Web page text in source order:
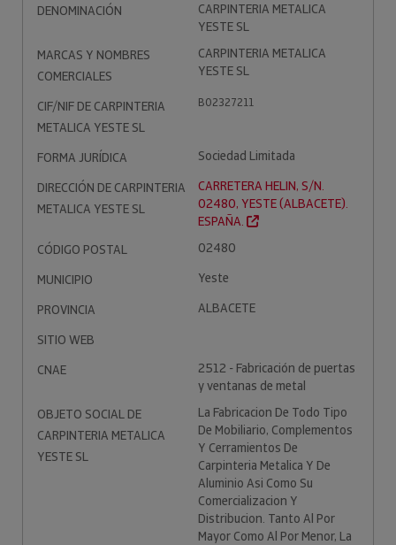
DENOMINACIÓN
CARPINTERIA METALICA
YESTE SL
MARCAS Y NOMBRES
COMERCIALES
CARPINTERIA METALICA
YESTE SL
CIF/NIF DE CARPINTERIA
METALICA YESTE SL
B02327211
FORMA JURÍDICA
Sociedad Limitada
DIRECCIÓN DE CARPINTERIA
METALICA YESTE SL
CARRETERA HELIN, S/N.
02480, YESTE (ALBACETE).
ESPAÑA.
CÓDIGO POSTAL
02480
MUNICIPIO
Yeste
PROVINCIA
ALBACETE
SITIO WEB
CNAE
2512 - Fabricación de puertas
y ventanas de metal
OBJETO SOCIAL DE
CARPINTERIA METALICA
YESTE SL
La Fabricacion De Todo Tipo
De Mobiliario, Complementos
Y Cerramientos De
Carpinteria Metalica Y De
Aluminio Asi Como Su
Comercializacion Y
Distribucion. Tanto Al Por
Mayor Como Al Por Menor, La